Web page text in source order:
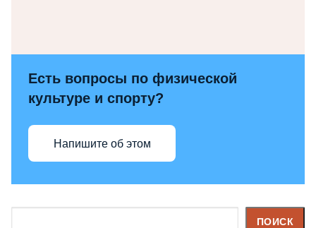
Есть вопросы по физической
культуре и спорту?
Напишите об этом
ПОИСК